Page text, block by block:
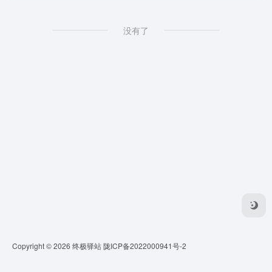
没有了
Copyright © 2026 终极驿站陇ICP备2022000941号-2